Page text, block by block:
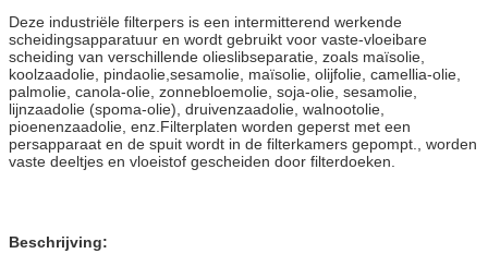
Deze industriële filterpers is een intermitterend werkende
scheidingsapparatuur en wordt gebruikt voor vaste-vloeibare
scheiding van verschillende olieslibseparatie, zoals maïsolie,
koolzaadolie, pindaolie,sesamolie, maïsolie, olijfolie, camellia-olie,
palmolie, canola-olie, zonnebloemolie, soja-olie, sesamolie,
lijnzaadolie (spoma-olie), druivenzaadolie, walnootolie,
pioenenzaadolie, enz.Filterplaten worden geperst met een
persapparaat en de spuit wordt in de filterkamers gepompt., worden
vaste deeltjes en vloeistof gescheiden door filterdoeken.
Beschrijving: